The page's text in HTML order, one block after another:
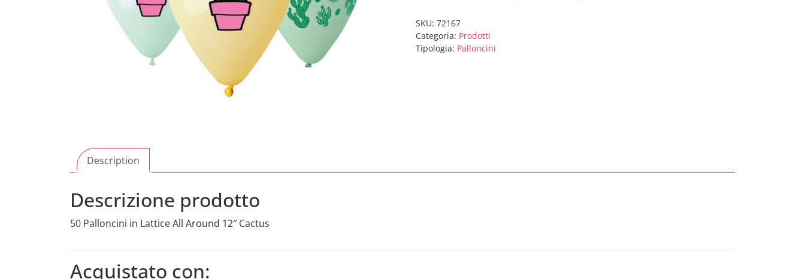
Lattice
All
Around
SKU:72167
Categoria: Prodotti
Tipologia: Palloncini
Description
Descrizione prodotto
50 Palloncini in Lattice All Around 12″ Cactus
Acquistato con: